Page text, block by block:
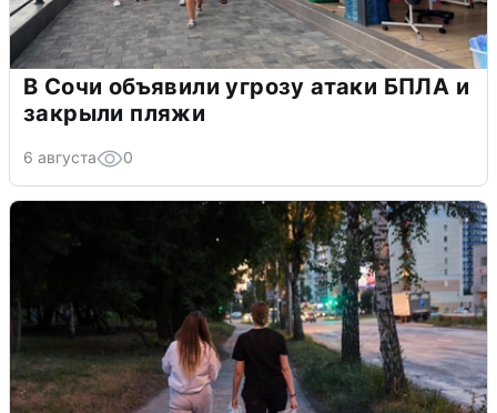
В Сочи объявили угрозу атаки БПЛА и
закрыли пляжи
6 августа 0